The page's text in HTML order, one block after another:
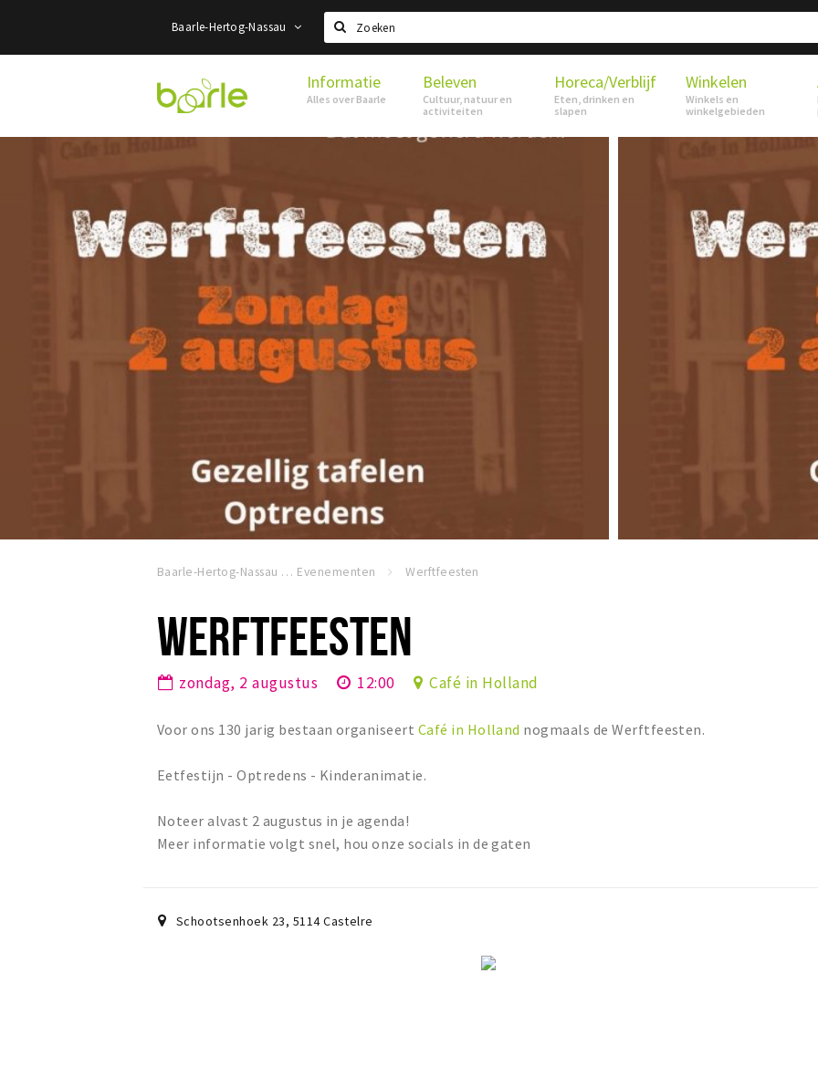
Baarle-Hertog-Nassau
Zoeken
Visit
Baarle
Informatie
Alles over Baarle
Beleven
Cultuur, natuur en
activiteiten
Horeca/Verblijf
Eten, drinken en
slapen
Winkelen
Winkels en
winkelgebieden
Baarle-Hertog-Nassau Evenementen Werftfeesten
WERFTFEESTEN
zondag, 2 augustus 12:00 Café in Holland
Voor ons 130 jarig bestaan organiseert Café in Holland nogmaals de Werftfeesten.
Eetfestijn - Optredens - Kinderanimatie.
Noteer alvast 2 augustus in je agenda!
Meer informatie volgt snel, hou onze socials in de gaten
Schootsenhoek 23, 5114Castelre